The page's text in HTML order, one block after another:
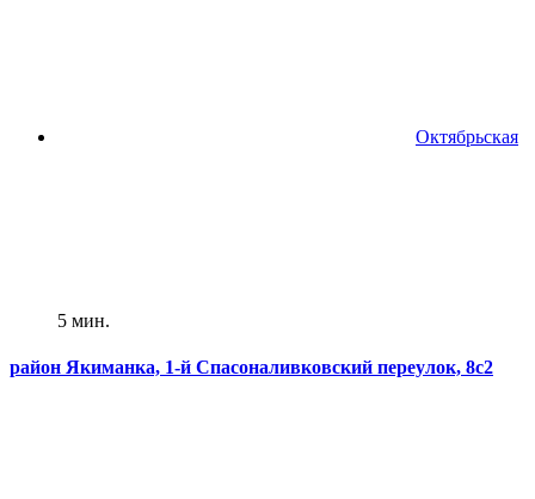
Октябрьская
5 мин.
район Якиманка, 1-й Спасоналивковский переулок, 8с2